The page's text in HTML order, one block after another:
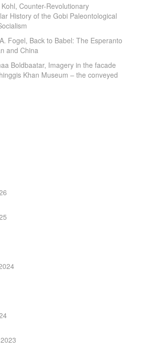
Counter-Revolutionary
History of the Gobi Paleontological
Fogel, Back to Babel: The Esperanto
and China
Boldbaatar, Imagery in the facade
Khan Museum – the conveyed